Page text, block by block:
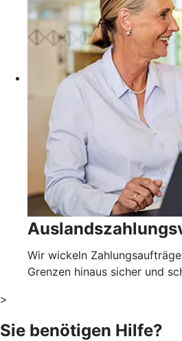
Wir wickeln
Grenzen hinaus sicher und
>
Sie benötigen Hilfe?